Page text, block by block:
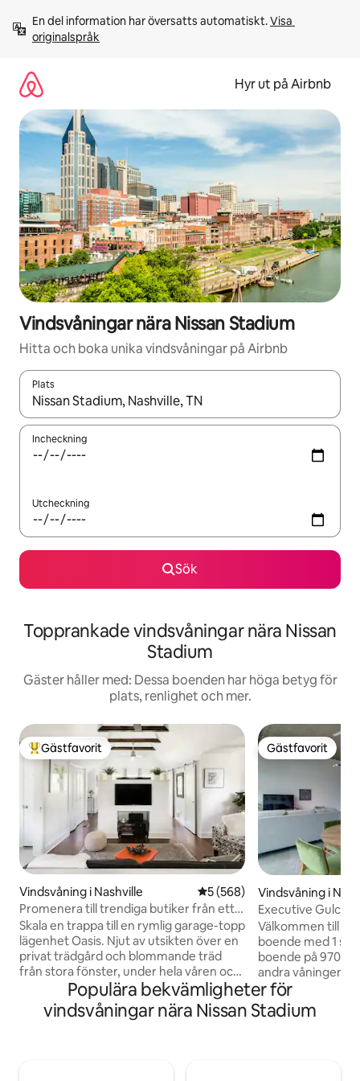
innehåll
En del information har översatts automatiskt. Visa
originalspråk
Hyr ut på Airbnb
Vindsvåningar nära Nissan Stadium
Hitta och boka unika vindsvåningar på Airbnb
Plats
När resultaten är tillgängliga kan du navigera med upp- och
Incheckning
Utcheckning
Sök
Topprankade vindsvåningar nära Nissan
Stadium
Gäster håller med: Dessa boenden har höga betyg för
plats, renlighet och mer.
Populär gästfavorit
Gästfavorit
Vindsvåning i Nashville 5 av 5 i genomsnittligt
5 (568)
Promenera till trendiga butiker från ett
elegant loft i East Nashville
Skala en trappa till en rymlig garage-topp
lägenhet Oasis. Njut av utsikten över en
privat trädgård och blommande träd
från stora fönster, under hela våren och
hösten. Välvda tak ger en känsla av
luftighet. Skapa fantastiska måltider i ett
kök i full storlek i vardagsrummet i
Gästfavorit
Gästfavorit
Vindsvåning i
Executive Gulch
arbetsutrymme
Välkommen till
boende med 1
boende på 970
andra våningen i
Gulch-
Promenadvänligt
kaféer och shopping • Tillgång
Populära bekvämligheter för
vindsvåningar nära Nissan Stadium